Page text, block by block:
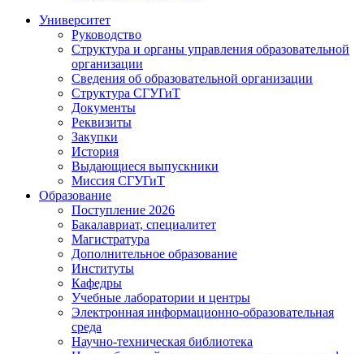
Университет
Руководство
Структура и органы управления образовательной
организации
Сведения об образовательной организации
Структура СГУГиТ
Документы
Реквизиты
Закупки
История
Выдающиеся выпускники
Миссия СГУГиТ
Образование
Поступление 2026
Бакалавриат, специалитет
Магистратура
Дополнительное образование
Институты
Кафедры
Учебные лаборатории и центры
Электронная информационно-образовательная
среда
Научно-техническая библиотека